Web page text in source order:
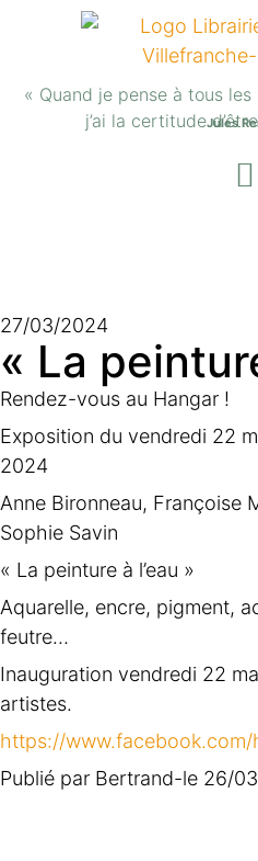
« Quand je pense à tous
j’ai la certitudeJules
27/03/2024
« La
Rendez-vous au Hangar !
Exposition du vendredi 22
2024
Anne Bironneau, Françoise
Sophie Savin
« La peinture à l’eau »
Aquarelle, encre, pigment,
feutre…
Inauguration vendredi 22
artistes.
https://www.facebook.com/
Publié par Bertrand-le 26/